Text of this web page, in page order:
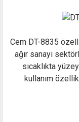
CemDT-8835
ağır sanayi
sıcaklıkta
kullanım